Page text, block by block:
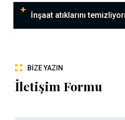
İnşaat atıklarını
BIZE YAZIN
İletişim Formu